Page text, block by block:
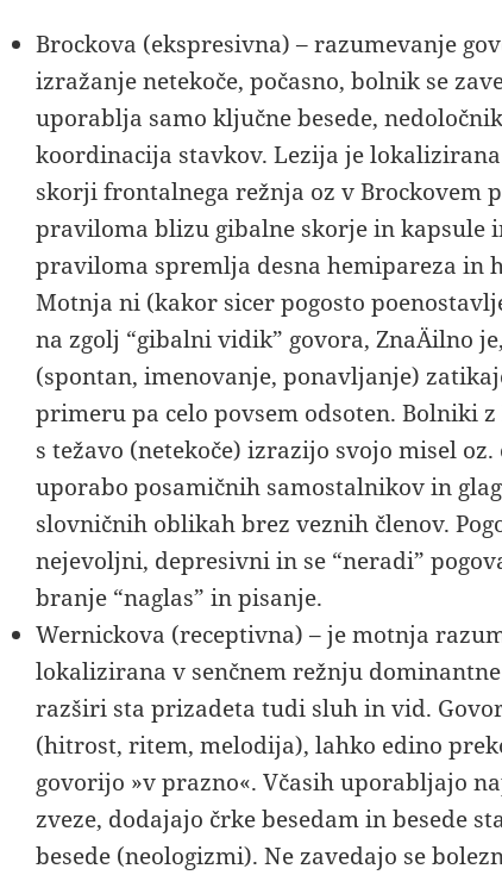
Brockova (ekspresivna) – razumevanje
izražanje netekoče, počasno, bolnik se
uporablja samo ključne besede,
koordinacija stavkov. Lezija je
skorji frontalnega režnja oz v Brockovem
praviloma blizu gibalne skorje in kapsule
praviloma spremlja desna hemipareza in
Motnja ni (kakor sicer pogosto
na zgolj “gibalni vidik” govora, ZnaÄilno
(spontan, imenovanje, ponavljanje)
primeru pa celo povsem odsoten. Bolniki
s težavo (netekoče) izrazijo svojo misel
uporabo posamičnih samostalnikov in
slovničnih oblikah brez veznih členov.
nejevoljni, depresivni in se “neradi”
branje “naglas” in pisanje.
Wernickova (receptivna) – je motnja
lokalizirana v senčnem režnju
razširi sta prizadeta tudi sluh in vid.
(hitrost, ritem, melodija), lahko edino
govorijo »v prazno«. Včasih uporabljajo
zveze, dodajajo črke besedam in besede
besede (neologizmi). Ne zavedajo se